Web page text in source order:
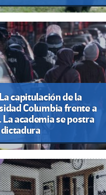
capitulación de la
Columbia frente a
academia se postra